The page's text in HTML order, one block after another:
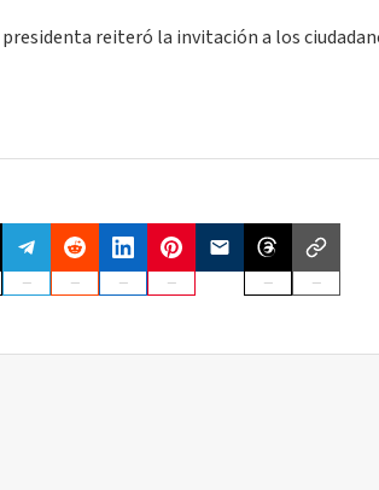
reiteró la invitación a los